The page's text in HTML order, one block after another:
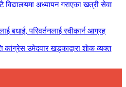
विद्यालयमा अध्यापन गराएका खत्री सेवा
बधाई, परिवर्तनलाई स्वीकार्न आग्रह
कांग्रेस उमेदवार खड्काद्वारा शाेक व्यक्त